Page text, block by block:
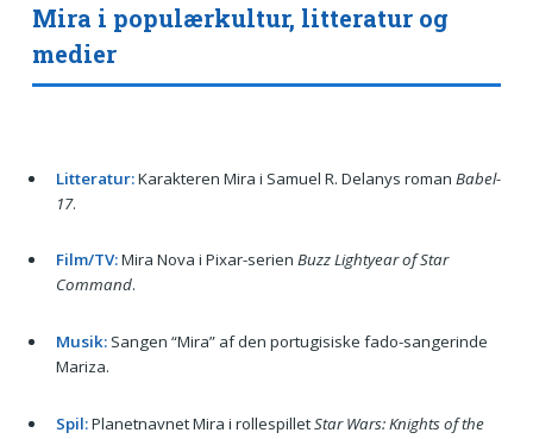
Mira i populærkultur, litteratur og
medier
Litteratur:Karakteren Mira i Samuel R. Delanys roman Babel-
17.
Film/TV:Mira Nova i Pixar-serien Buzz Lightyear of Star
Command.
Musik:Sangen “Mira” af den portugisiske fado-sangerinde
Mariza.
Spil:Planetnavnet Mira i rollespilletStar Wars: Knights of the